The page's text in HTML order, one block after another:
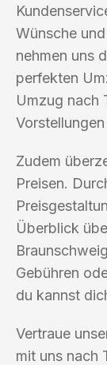
Wünsche
nehmen uns
perfekten
Umzug nach
Zudem
Preisen.
Überblick
Gebühren
du kannst
Vertraue
mit uns nach